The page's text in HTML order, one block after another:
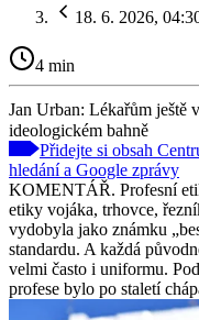
18. 6. 2026,
4 min
Jan Urban: Lékařům ještě
ideologickém bahně
Přidejte si obsah
hledání a Google zprávy
KOMENTÁŘ. Profesní
etiky vojáka, trhovce,
vydobyla jako známku
standardu. A každá
velmi často i uniformu.
profese bylo po staletí